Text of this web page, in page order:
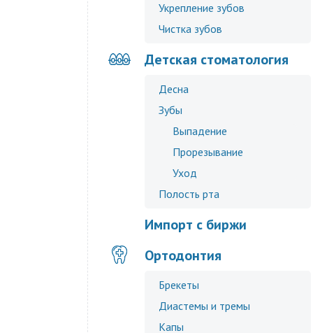
Укрепление зубов
Чистка зубов
Детская стоматология
Десна
Зубы
Выпадение
Прорезывание
Уход
Полость рта
Импорт с биржи
Ортодонтия
Брекеты
Диастемы и тремы
Капы